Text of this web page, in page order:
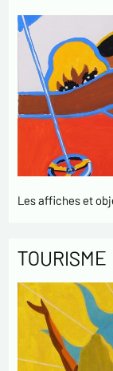
Les affiches et
TOURISME